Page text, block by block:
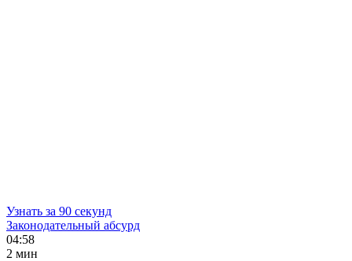
Узнать за 90 секунд
Законодательный абсурд
04:58
2 мин